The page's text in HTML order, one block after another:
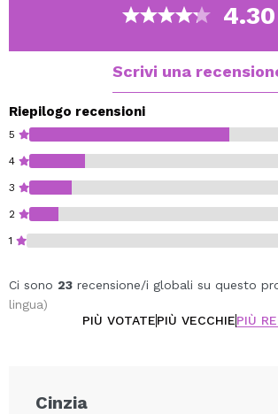
4.30
Scrivi una
Riepilogo recensioni
5
4
3
2
1
Ci sono 23 recensione/i globali su questo
lingua)
PIÙ VOTATEPIÙ VECCHIEPIÙ
Cinzia